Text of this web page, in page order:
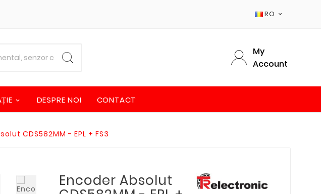
RO 
My
Account
DESPRE NOI CONTACT
CDS582MM - EPL + FS3
Encoder Absolut